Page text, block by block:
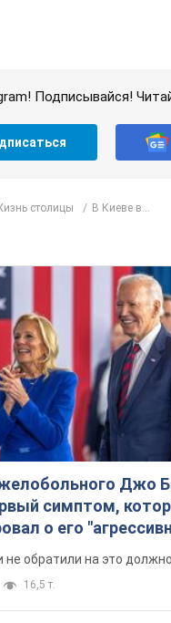
Джо
симптом,
о его
не обратили на это
16,5 т.
Никитюк в Карпатах
скандалом: почему
вышла на прямую
сети и расставила все
13,2 т.
стартовало в
Лиги